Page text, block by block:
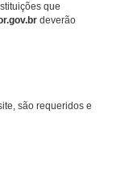
que
deverão
são requeridos e